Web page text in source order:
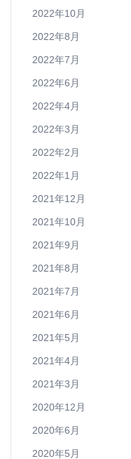
2022年10月
2022年8月
2022年7月
2022年6月
2022年4月
2022年3月
2022年2月
2022年1月
2021年12月
2021年10月
2021年9月
2021年8月
2021年7月
2021年6月
2021年5月
2021年4月
2021年3月
2020年12月
2020年6月
2020年5月